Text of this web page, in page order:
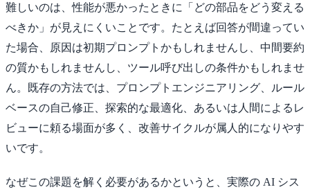
難しいのは、性能が悪かったときに「どの部品をどう変える
べきか」が見えにくいことです。たとえば回答が間違ってい
た場合、原因は初期プロンプトかもしれませんし、中間要約
の質かもしれませんし、ツール呼び出しの条件かもしれませ
ん。既存の方法では、プロンプトエンジニアリング、ルール
ベースの自己修正、探索的な最適化、あるいは人間によるレ
ビューに頼る場面が多く、改善サイクルが属人的になりやす
いです。
なぜこの課題を解く必要があるかというと、実際の AI シス